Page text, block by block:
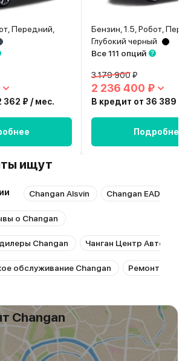
Передний,
362 ₽ / мес.
Бензин, 1.5, Робот,
Глубокий черный
Все 111 опций
3 179 900 ₽
2 236 400 ₽
В кредит от 36 389 ₽
Подробнее
ищут
Changan Alsvin Changan EADO Plus
о Changan
Changan Чанган Центр
обслуживание Changan Ремонт
Changan